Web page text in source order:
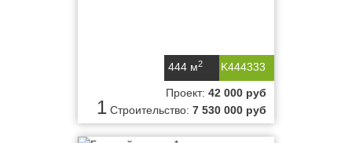
K444333
444 м2
1
Проект: 42 000 руб
Строительство: 7 530 000 руб